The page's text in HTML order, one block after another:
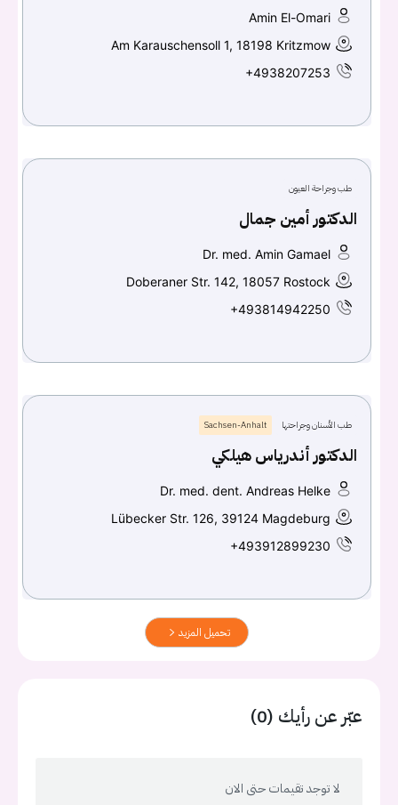
Amin El-Omari
Am Karauschensoll 1, 18198 Kritzmow
+4938207253
طب وجراحة العيون
الدكتور أمين جمال
Dr. med. Amin Gamael
Doberaner Str. 142, 18057 Rostock
+493814942250
طب الأسنان وجراحتها Sachsen-Anhalt
الدكتور أندرياس هيلكي
Dr. med. dent. Andreas Helke
Lübecker Str. 126, 39124 Magdeburg
+493912899230
تحميل المزيد
عبّر عن رأيك (0)
لا توجد تقيمات حتى الان